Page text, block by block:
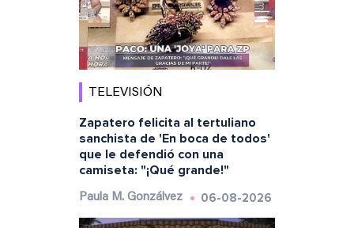
TELEVISIÓN
Zapatero felicita al tertuliano
sanchista de 'En boca de todos'
que le defendió con una
camiseta: "¡Qué grande!"
Paula M. Gonzálvez 06-08-2026